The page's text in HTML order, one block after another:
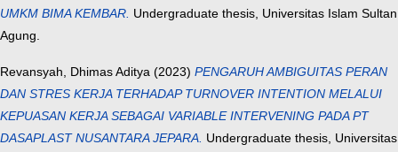
UMKM BIMA KEMBAR. Undergraduate thesis, Universitas Islam Sultan
Agung.
Revansyah, Dhimas Aditya (2023) PENGARUH AMBIGUITAS PERAN
DAN STRES KERJA TERHADAP TURNOVER INTENTION MELALUI
KEPUASAN KERJA SEBAGAI VARIABLE INTERVENING PADA PT
DASAPLAST NUSANTARA JEPARA. Undergraduate thesis, Universitas